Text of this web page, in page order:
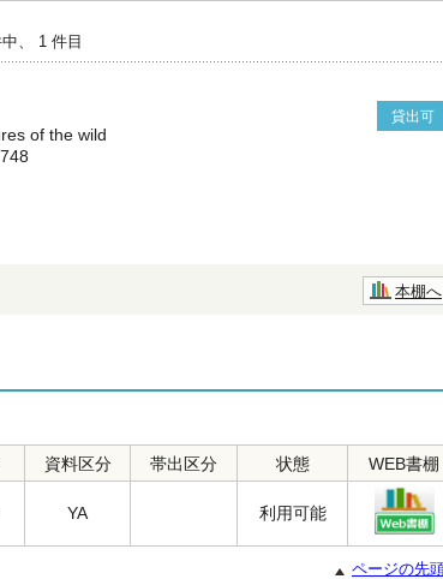
、 1 件目
貸出可
of the wild
本棚へ
資料区分 帯出区分 状態 WEB書棚
YA 利用可能
ページの先